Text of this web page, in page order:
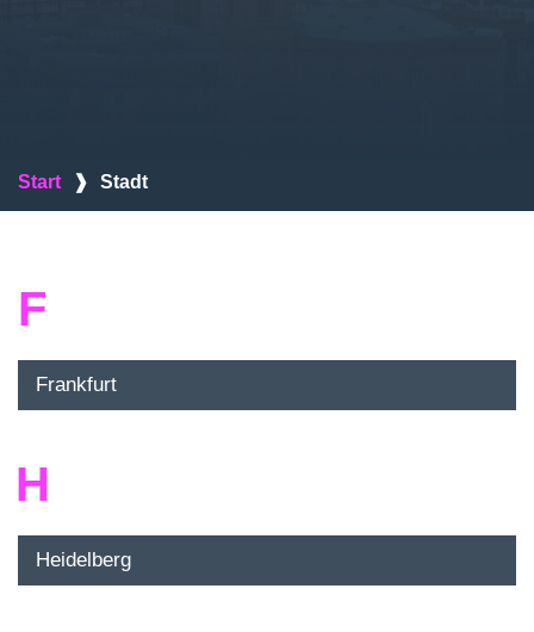
Start ❱ Stadt
F
Frankfurt
H
Heidelberg